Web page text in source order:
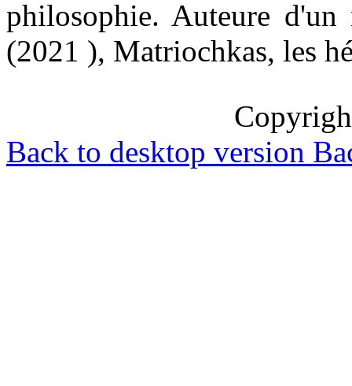
philosophie. Auteure d'un
(2021 ), Matriochkas, les
Back to desktop version